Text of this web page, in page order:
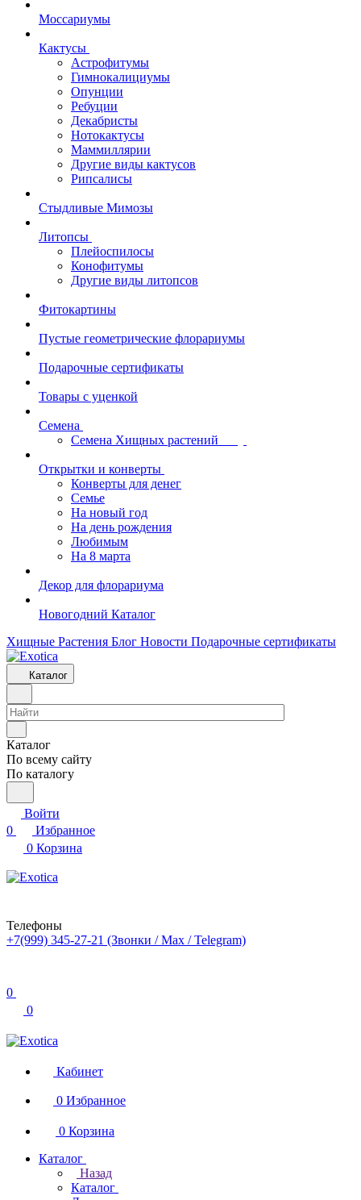
Моссариумы
Кактусы
Астрофитумы
Гимнокалициумы
Опунции
Ребуции
Декабристы
Нотокактусы
Маммиллярии
Другие виды кактусов
Рипсалисы
Стыдливые Мимозы
Литопсы
Плейоспилосы
Конофитумы
Другие виды литопсов
Фитокартины
Пустые геометрические флорариумы
Подарочные сертификаты
Товары с уценкой
Семена
Семена Хищных растений
Открытки и конверты
Конверты для денег
Семье
На новый год
На день рождения
Любимым
На 8 марта
Декор для флорариума
Новогодний Каталог
Хищные Растения Блог Новости Подарочные сертификаты
Каталог
Каталог
По всему сайту
По каталогу
Войти
0
Избранное
0 Корзина
Телефоны
+7(999) 345-27-21 (Звонки / Max / Telegram)
0
0
Кабинет
0 Избранное
0 Корзина
Каталог
Назад
Каталог